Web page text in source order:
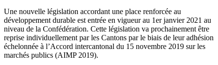
Une nouvelle législation accordant une place renforcée au
développement durable est entrée en vigueur au 1er janvier 2021 au
niveau de la Confédération. Cette législation va prochainement être
reprise individuellement par les Cantons par le biais de leur adhésion
échelonnée à l’Accord intercantonal du 15 novembre 2019 sur les
marchés publics (AIMP 2019).